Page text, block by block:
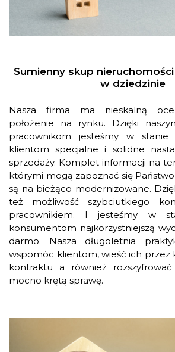
Sumienny skup
w dziedzinie
Nasza firma ma nieskalną
położenie na rynku. Dzięki
pracownikom jesteśmy w stanie
klientom specjalne i solidne
sprzedaży. Komplet informacji na
którymi mogą zapoznać się
są na bieżąco modernizowane.
też możliwość szybciutkiego
pracownikiem. I jesteśmy w
konsumentom najkorzystniejszą
darmo. Nasza długoletnia
wspomóc klientom, wieść ich
kontraktu a również
mocno krętą sprawę.